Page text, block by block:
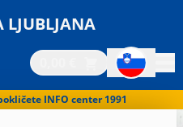
LJUBLJANA
INFO center 1991